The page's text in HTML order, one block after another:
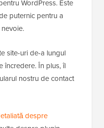
WordPress. Este
puternic pentru a
site-uri de-a lungul
încredere. În plus, îl
nostru de contact
despre